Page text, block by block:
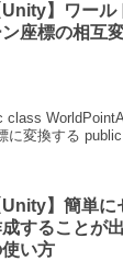
Unity】ワー
ン座標の相互
class
に変換する
Unity】簡単
することが
い方